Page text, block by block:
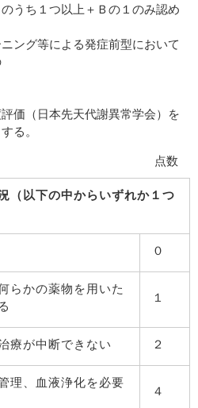
うち１つ以上＋Ｂの１のみ認め
ング等による発症前型において
価（日本先天代謝異常学会）を
る。
点数
（以下の中からいずれか１つ
０
らかの薬物を用いた
１
療が中断できない ２
理、血液浄化を必要
４